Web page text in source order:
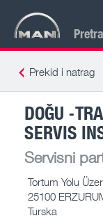
Prekid i natrag
DOĞU -
SERVIS
Servisni
Tortum Yolu
25100
Turska